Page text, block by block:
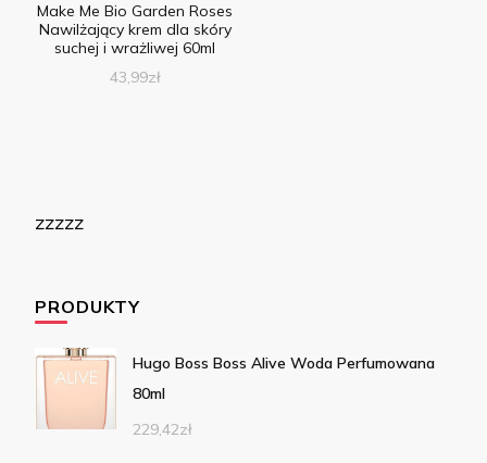
Make Me Bio Garden Roses
Nawilżający krem dla skóry
suchej i wrażliwej 60ml
43,99zł
zzzzz
PRODUKTY
Hugo Boss Boss Alive Woda Perfumowana
80ml
229,42zł